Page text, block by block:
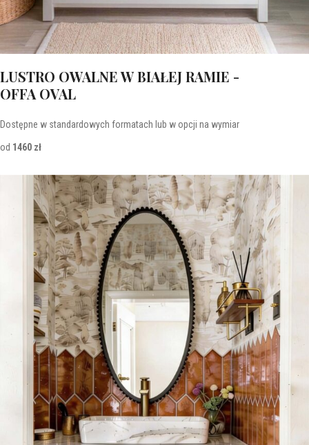
LUSTRO OWALNE W BIAŁEJ RAMIE -
OFFA OVAL
Dostępne w standardowych formatach lub w opcji na wymiar
od 1460 zł